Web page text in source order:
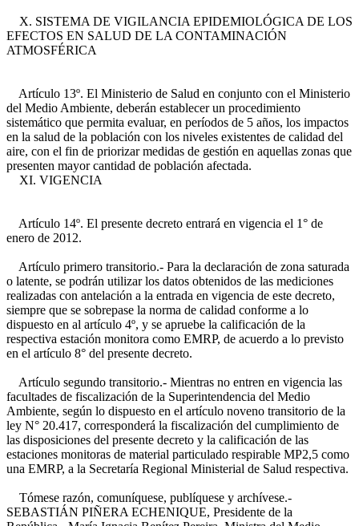
X. SISTEMA DE VIGILANCIA EPIDEMIOLÓGICA DE LOS
EFECTOS EN SALUD DE LA CONTAMINACIÓN
ATMOSFÉRICA
Artículo 13º. El Ministerio de Salud en conjunto con el Ministerio
del Medio Ambiente, deberán establecer un procedimiento
sistemático que permita evaluar, en períodos de 5 años, los impactos
en la salud de la población con los niveles existentes de calidad del
aire, con el fin de priorizar medidas de gestión en aquellas zonas que
presenten mayor cantidad de población afectada.
XI. VIGENCIA
Artículo 14º. El presente decreto entrará en vigencia el 1° de
enero de 2012.
Artículo primero transitorio.- Para la declaración de zona saturada
o latente, se podrán utilizar los datos obtenidos de las mediciones
realizadas con antelación a la entrada en vigencia de este decreto,
siempre que se sobrepase la norma de calidad conforme a lo
dispuesto en al artículo 4º, y se apruebe la calificación de la
respectiva estación monitora como EMRP, de acuerdo a lo previsto
en el artículo 8° del presente decreto.
Artículo segundo transitorio.- Mientras no entren en vigencia las
facultades de fiscalización de la Superintendencia del Medio
Ambiente, según lo dispuesto en el artículo noveno transitorio de la
ley N° 20.417, corresponderá la fiscalización del cumplimiento de
las disposiciones del presente decreto y la calificación de las
estaciones monitoras de material particulado respirable MP2,5 como
una EMRP, a la Secretaría Regional Ministerial de Salud respectiva.
Tómese razón, comuníquese, publíquese y archívese.-
SEBASTIÁN PIÑERA ECHENIQUE, Presidente de la